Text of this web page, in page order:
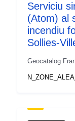
Tip:
Serviciu
(Atom) al
incendiu
Sollies-
Geocatalog